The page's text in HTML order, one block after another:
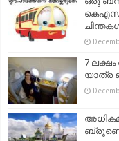
7
യാത്ര
ബ്രൂണെ